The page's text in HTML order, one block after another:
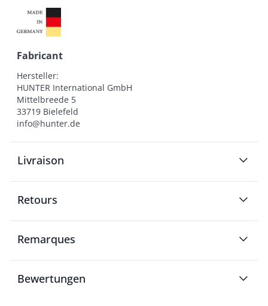
Fabricant
Hersteller:
HUNTER International GmbH
Mittelbreede 5
33719 Bielefeld
info@hunter.de
Livraison
Retours
Remarques
Bewertungen